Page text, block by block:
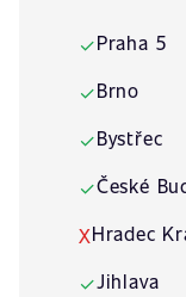
✓Praha 5
✓Brno
✓Bystřec
✓České
XHradec
✓Jihlava